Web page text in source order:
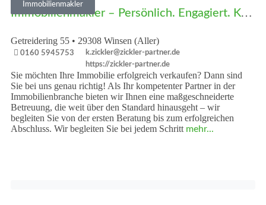
Immobilienmakler
Immobilienmakler – Persönlich. Engagiert. Kompetent.
Getreidering 55 • 29308 Winsen (Aller)
0160 5945753
k.zickler@zickler-partner.de
https://zickler-partner.de
Sie möchten Ihre Immobilie erfolgreich verkaufen? Dann sind
Sie bei uns genau richtig! Als Ihr kompetenter Partner in der
Immobilienbranche bieten wir Ihnen eine maßgeschneiderte
Betreuung, die weit über den Standard hinausgeht – wir
begleiten Sie von der ersten Beratung bis zum erfolgreichen
Abschluss. Wir begleiten Sie bei jedem Schritt mehr...